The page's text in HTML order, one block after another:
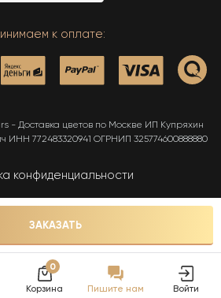
ЗАКАЗАТЬ
к оплате:
- Доставка цветов по Москве ИП Купряхин
ИНН 772483320941 ОГРНИП 325774600888880
конфиденциальности
Карта сайта
0
Корзина
Пишите нам Войти